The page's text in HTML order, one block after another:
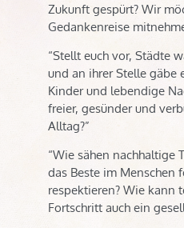
Zukunft gespürt? Wir
Gedankenreise
“Stellt euch vor, Städte
und an ihrer Stelle gäbe
Kinder und lebendige
freier, gesünder und
Alltag?”
“Wie sähen nachhaltige
das Beste im Menschen
respektieren? Wie kann
Fortschritt auch ein